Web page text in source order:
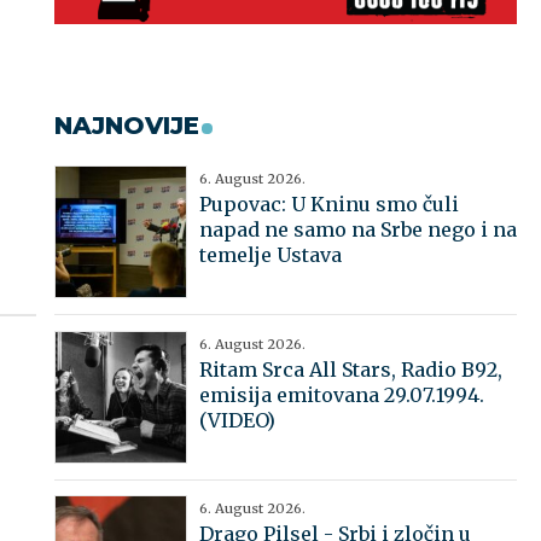
NAJNOVIJE
6. August 2026.
Pupovac: U Kninu smo čuli
napad ne samo na Srbe nego i na
temelje Ustava
6. August 2026.
Ritam Srca All Stars, Radio B92,
emisija emitovana 29.07.1994.
(VIDEO)
6. August 2026.
Drago Pilsel - Srbi i zločin u